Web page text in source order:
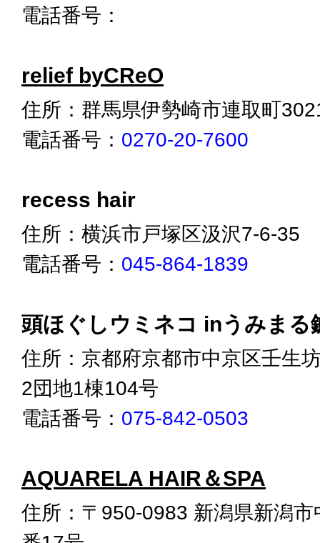
電話番号：
relief byCReO
住所：群馬県伊勢崎市連取町
電話番号： 0270-20-7600
recess hair
住所：横浜市戸塚区汲沢7-6-35
電話番号： 045-864-1839
頭ほぐしウミネコ inうみまる
住所：京都府京都市中京区壬生
2団地1棟104号
電話番号： 075-842-0503
AQUARELA HAIR＆SPA
住所：〒950-0983 新潟県新潟